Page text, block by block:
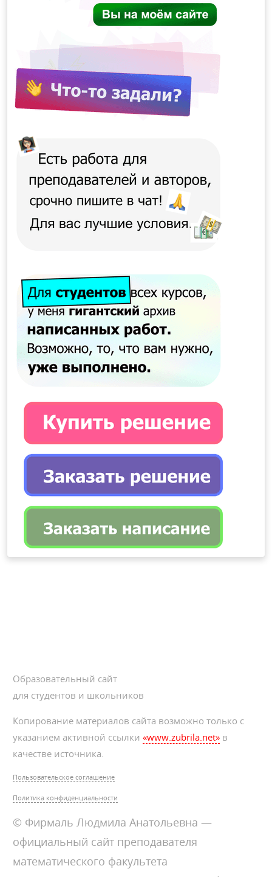
Образовательный сайт
для студентов и школьников
Копирование материалов сайта возможно только с
указанием активной ссылки«www.zubrila.net» в
качестве источника.
Пользовательское соглашение
Политика конфиденциальности
© Фирмаль Людмила Анатольевна —
официальный сайт преподавателя
математического факультета